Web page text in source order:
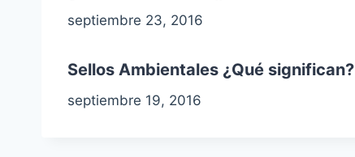
septiembre 23, 2016
Sellos Ambientales ¿Qué significan?
septiembre 19, 2016